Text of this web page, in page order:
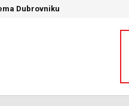
Dubrovniku